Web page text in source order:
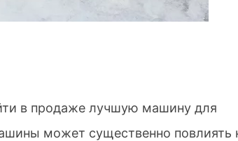
в продаже лучшую машину для
может существенно повлиять